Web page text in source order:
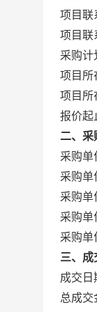
项目联
项目联
采购计
项目所
项目所
报价起
二、采
采购单
采购单
采购单
采购单
采购单
三、成
成交日
总成交